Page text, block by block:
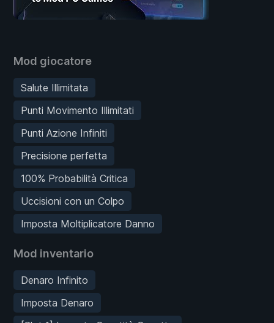
Mod giocatore
Salute Illimitata
Punti Movimento Illimitati
Punti Azione Infiniti
Precisione perfetta
100% Probabilità Critica
Uccisioni con un Colpo
Imposta Moltiplicatore Danno
Mod inventario
Denaro Infinito
Imposta Denaro